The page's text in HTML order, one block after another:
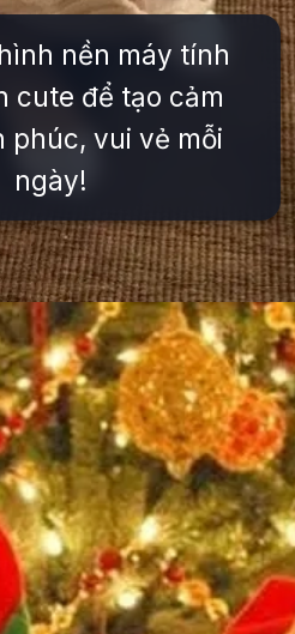
nền máy tính
cute để tạo cảm
phúc, vui vẻ mỗi
ngày!
avatar-noel